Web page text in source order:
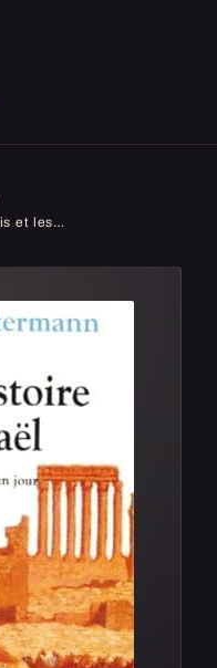
Une histoire d'Israël: Tome 2, les rois et les prophètes